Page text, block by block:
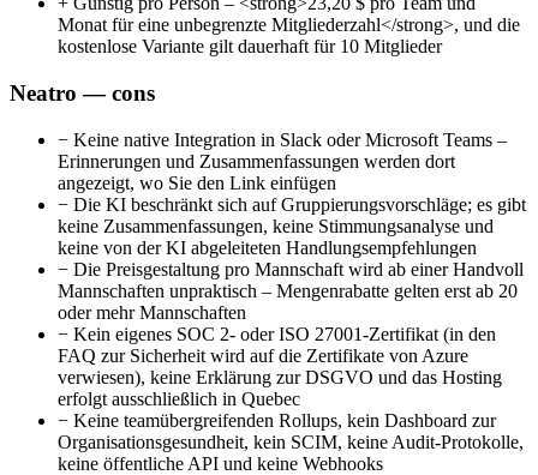
Monat für eine unbegrenzte Mitgliederzahl</strong>, und die
kostenlose Variante gilt dauerhaft für 10 Mitglieder
Neatro — cons
− Keine native Integration in Slack oder Microsoft Teams –
Erinnerungen und Zusammenfassungen werden dort
angezeigt, wo Sie den Link einfügen
− Die KI beschränkt sich auf Gruppierungsvorschläge; es gibt
keine Zusammenfassungen, keine Stimmungsanalyse und
keine von der KI abgeleiteten Handlungsempfehlungen
− Die Preisgestaltung pro Mannschaft wird ab einer Handvoll
Mannschaften unpraktisch – Mengenrabatte gelten erst ab 20
oder mehr Mannschaften
− Kein eigenes SOC 2- oder ISO 27001-Zertifikat (in den
FAQ zur Sicherheit wird auf die Zertifikate von Azure
verwiesen), keine Erklärung zur DSGVO und das Hosting
erfolgt ausschließlich in Quebec
− Keine teamübergreifenden Rollups, kein Dashboard zur
Organisationsgesundheit, kein SCIM, keine Audit-Protokolle,
keine öffentliche API und keine Webhooks